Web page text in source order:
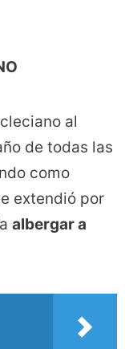
al
de todas las
como
extendió por
albergar a